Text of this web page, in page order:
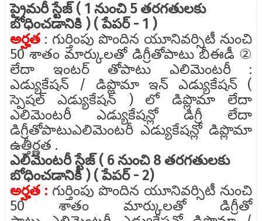
ప్రైమరీ స్టేజ్ ( 1 నుంచి 5 తరగతులకు
బోధించడానికి ) ( పేపర్ - 1 )
అర్హత : గుర్తింపు పొందిన యూనివర్సిటీ నుంచి
50 శాతం మార్కులతో డిగ్రీతోపాటు బీఈడీ ②
లేదా ఇంటర్ తోపాటు ఎలిమెంటరీ :
ఎడ్యుకేషన్ / డిప్లొమా ఇన్ ఎడ్యుకేషన్ (
స్పెషల్ ఎడ్యుకేషన్ ) లో డిప్లొమా లేదా
ఎలిమెంటరీ ఎడ్యుకేషన్లో డిగ్రీ లేదా
డిగ్రీతోపాటుఎలిమెంటరీ ఎడ్యుకేషన్లో డిప్లొమా
ఉత్తీర్ణత .
ఎలిమెంటరీ స్టేజ్ ( 6 నుంచి 8 తరగతులకు
బోధించడానికి ) ( పేపర్ - 2)
అర్హత : గుర్తింపు పొందిన యూనివర్సిటీ నుంచి
50 శాతం మార్కులతో డిగ్రీతో